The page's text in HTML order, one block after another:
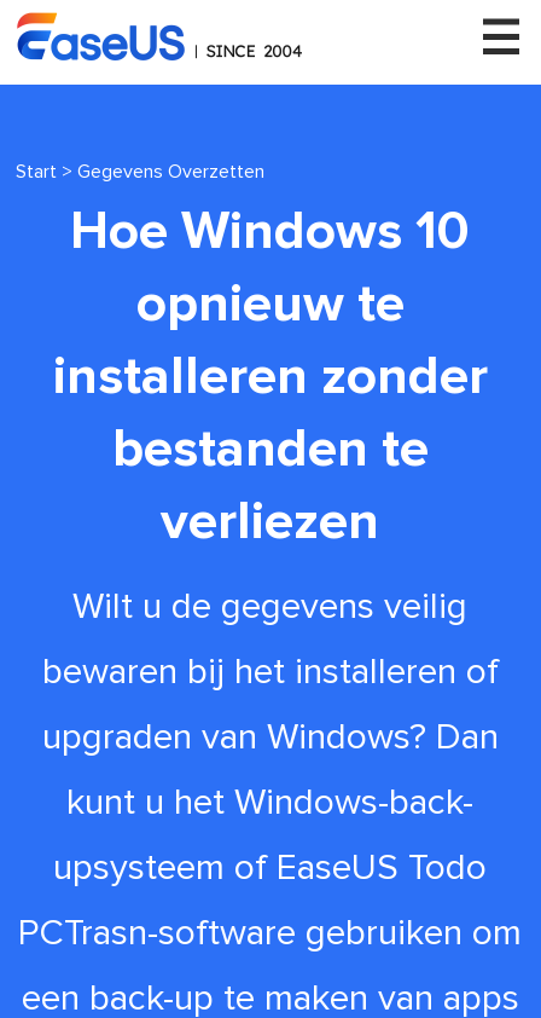
Start >Gegevens Overzetten
Hoe Windows 10
opnieuw te
installeren zonder
bestanden te
verliezen
Wilt u de gegevens veilig
bewaren bij het installeren of
upgraden van Windows? Dan
kunt u het Windows-back-
upsysteem of EaseUS Todo
PCTrasn-software gebruiken om
een back-up te maken van apps